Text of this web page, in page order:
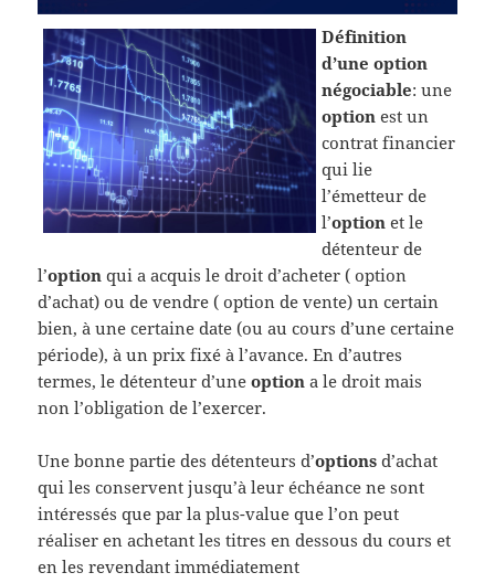
Définition
d’une option
négociable: une
option est un
contrat financier
qui lie
l’émetteur de
l’option et le
détenteur de
l’option qui a acquis le droit d’acheter ( option
d’achat) ou de vendre ( option de vente) un certain
bien, à une certaine date (ou au cours d’une certaine
période), à un prix fixé à l’avance. En d’autres
termes, le détenteur d’uneoption a le droit mais
non l’obligation de l’exercer.
Une bonne partie des détenteurs d’options d’achat
qui les conservent jusqu’à leur échéance ne sont
intéressés que par la plus-value que l’on peut
réaliser en achetant les titres en dessous du cours et
en les revendant immédiatement